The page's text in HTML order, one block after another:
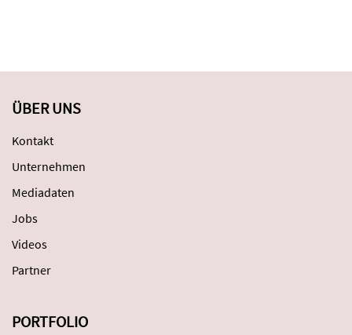
ÜBER UNS
Kontakt
Unternehmen
Mediadaten
Jobs
Videos
Partner
PORTFOLIO